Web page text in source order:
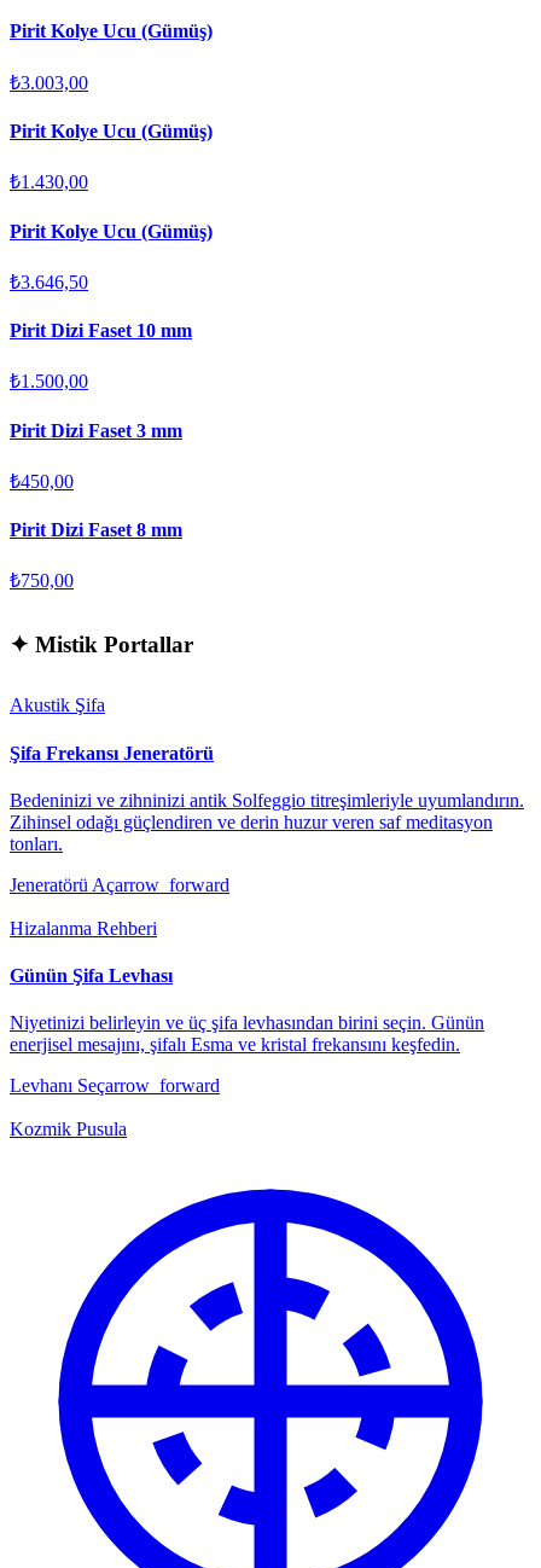
Pirit Kolye Ucu (Gümüş)
₺3.003,00
Pirit Kolye Ucu (Gümüş)
₺1.430,00
Pirit Kolye Ucu (Gümüş)
₺3.646,50
Pirit Dizi Faset 10 mm
₺1.500,00
Pirit Dizi Faset 3 mm
₺450,00
Pirit Dizi Faset 8 mm
₺750,00
✦ Mistik Portallar
Akustik Şifa
Şifa Frekansı Jeneratörü
Bedeninizi ve zihninizi antik Solfeggio titreşimleriyle uyumlandırın.
Zihinsel odağı güçlendiren ve derin huzur veren saf meditasyon
tonları.
Jeneratörü Açarrow_forward
Hizalanma Rehberi
Günün Şifa Levhası
Niyetinizi belirleyin ve üç şifa levhasından birini seçin. Günün
enerjisel mesajını, şifalı Esma ve kristal frekansını keşfedin.
Levhanı Seçarrow_forward
Kozmik Pusula